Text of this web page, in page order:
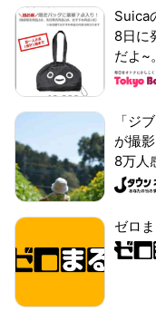
Suica
8日に
だよ~。
「ジ
が撮
8万人
ゼロ